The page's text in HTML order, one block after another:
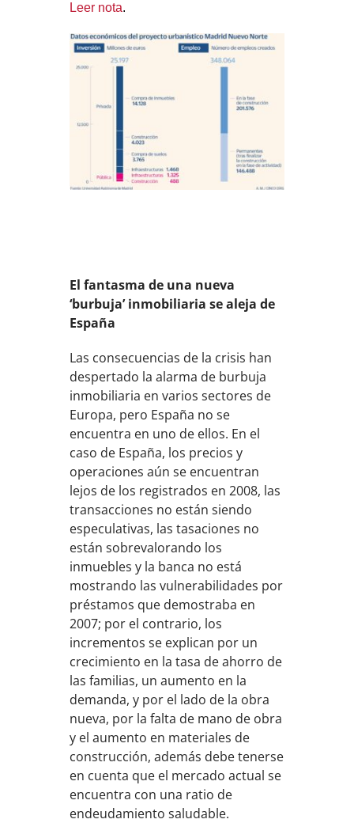
Leer nota.
El fantasma de una nueva
‘burbuja’ inmobiliaria se aleja de
España
Las consecuencias de la crisis han
despertado la alarma de burbuja
inmobiliaria en varios sectores de
Europa, pero España no se
encuentra en uno de ellos. En el
caso de España, los precios y
operaciones aún se encuentran
lejos de los registrados en 2008, las
transacciones no están siendo
especulativas, las tasaciones no
están sobrevalorando los
inmuebles y la banca no está
mostrando las vulnerabilidades por
préstamos que demostraba en
2007; por el contrario, los
incrementos se explican por un
crecimiento en la tasa de ahorro de
las familias, un aumento en la
demanda, y por el lado de la obra
nueva, por la falta de mano de obra
y el aumento en materiales de
construcción, además debe tenerse
en cuenta que el mercado actual se
encuentra con una ratio de
endeudamiento saludable.